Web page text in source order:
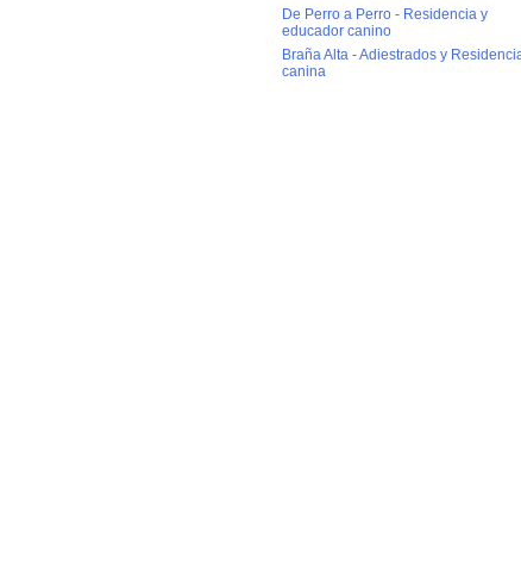
De Perro a Perro - Residencia y
educador canino
Braña Alta - Adiestrados y
canina